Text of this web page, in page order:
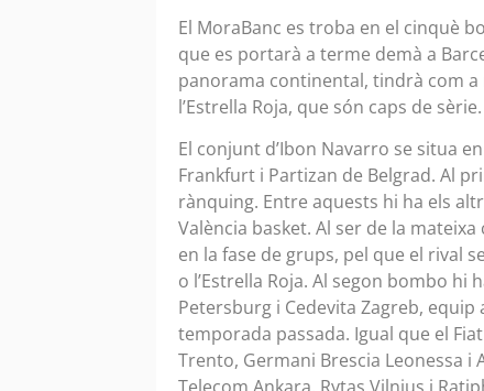
El MoraBanc es troba en el cinquè
que es portarà a terme demà a
panorama continental, tindrà com
l’Estrella Roja, que són caps de sèrie.
El conjunt d’Ibon Navarro se situa
Frankfurt i Partizan de Belgrad. Al
rànquing. Entre aquests hi ha els
València basket. Al ser de la
en la fase de grups, pel que el rival
o l’Estrella Roja. Al segon bombo hi
Petersburg i Cedevita Zagreb,
temporada passada. Igual que el
Trento, Germani Brescia Leonessa i